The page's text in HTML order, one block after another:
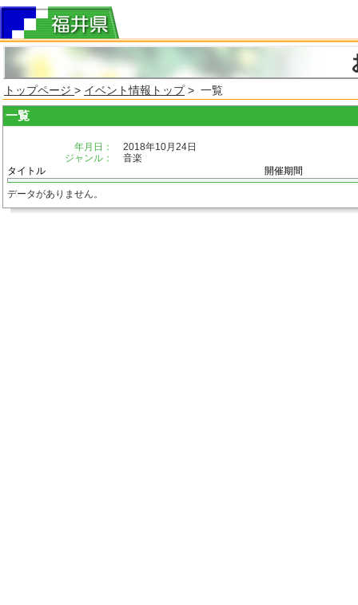
トップページ > イベント情報トップ> 一覧
一覧
年月日：
2018年10月24日
ジャンル：
音楽
タイトル
開催期間
データがありません。